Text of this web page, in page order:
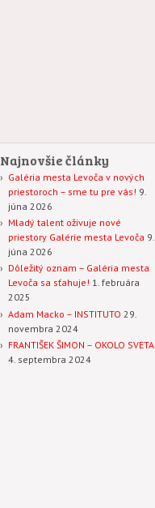
Najnovšie články
Galéria mesta Levoča v nových
priestoroch – sme tu pre vás! 9.
júna 2026
Mladý talent oživuje nové
priestory Galérie mesta Levoča 9.
júna 2026
Dôležitý oznam – Galéria mesta
Levoča sa sťahuje! 1. februára
2025
Adam Macko – INSTITUTO 29.
novembra 2024
FRANTIŠEK ŠIMON – OKOLO SVETA
4. septembra 2024